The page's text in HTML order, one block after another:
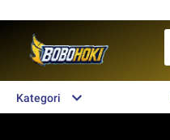
Kategori